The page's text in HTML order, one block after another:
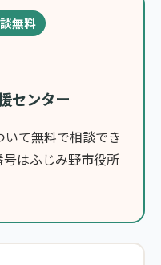
無料
センター
て無料で相談でき
はふじみ野市役所